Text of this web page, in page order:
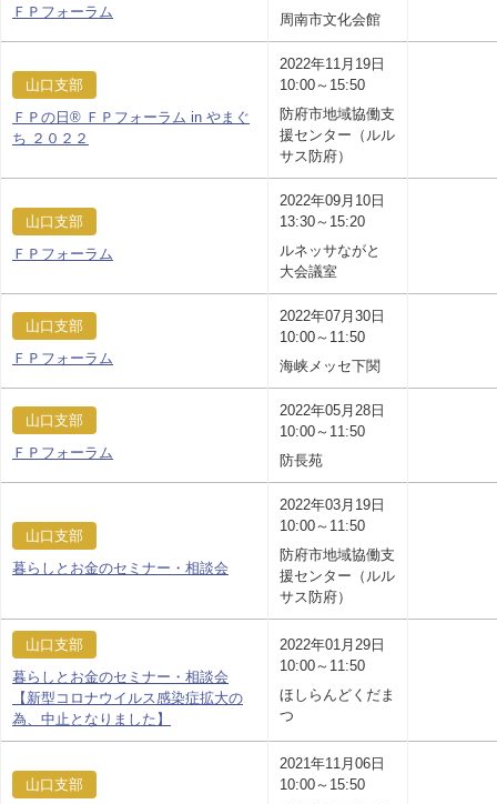
ＦＰフォーラム
周南市文化会館
山口支部
ＦＰの日® ＦＰフォーラム in やまぐ
ち ２０２２
2022年11月19日
10:00～15:50
防府市地域協働支
援センター（ルル
サス防府）
山口支部
ＦＰフォーラム
2022年09月10日
13:30～15:20
ルネッサながと
大会議室
山口支部
ＦＰフォーラム
2022年07月30日
10:00～11:50
海峡メッセ下関
山口支部
ＦＰフォーラム
2022年05月28日
10:00～11:50
防長苑
山口支部
暮らしとお金のセミナー・相談会
2022年03月19日
10:00～11:50
防府市地域協働支
援センター（ルル
サス防府）
山口支部
暮らしとお金のセミナー・相談会
【新型コロナウイルス感染症拡大の
為、中止となりました】
2022年01月29日
10:00～11:50
ほしらんどくだま
つ
山口支部
2021年11月06日
10:00～15:50